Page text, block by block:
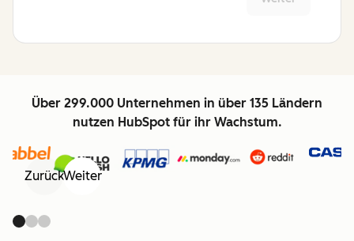
Über 299.000 Unternehmen in über 135 Ländern
nutzen HubSpot für ihr Wachstum.
ZurückWeiter